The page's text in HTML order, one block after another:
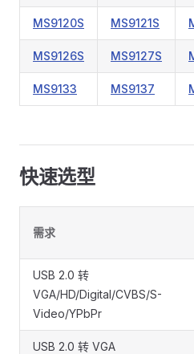
MS9120S MS9121S
MS9126S MS9127S
MS9133 MS9137
快速选型
需求
USB 2.0 转
VGA/HD/Digital/CVBS/S-
Video/YPbPr
USB 2.0 转 VGA